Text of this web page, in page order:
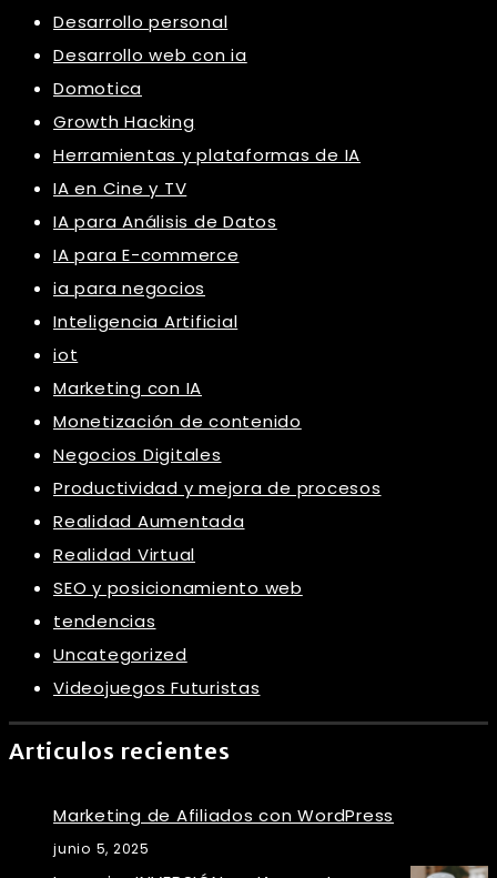
Desarrollo personal
Desarrollo web con ia
Domotica
Growth Hacking
Herramientas y plataformas de IA
IA en Cine y TV
IA para Análisis de Datos
IA para E-commerce
ia para negocios
Inteligencia Artificial
iot
Marketing con IA
Monetización de contenido
Negocios Digitales
Productividad y mejora de procesos
Realidad Aumentada
Realidad Virtual
SEO y posicionamiento web
tendencias
Uncategorized
Videojuegos Futuristas
Articulos recientes
Marketing de Afiliados con WordPress
junio 5, 2025